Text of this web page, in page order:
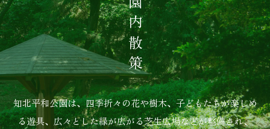
園内散策
知北平和公園は、四季折々の花や樹木、子どもたちが楽しめ
る遊具、広々とした緑が広がる芝生広場などが整備され、